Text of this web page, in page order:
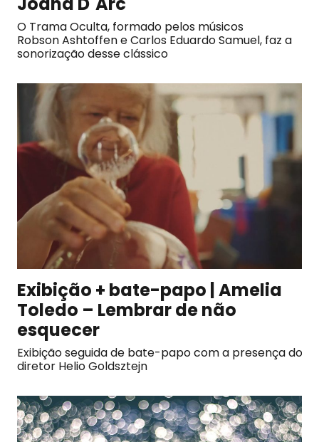
O Trama Oculta, formado pelos músicos
Robson Ashtoffen e Carlos Eduardo Samuel, faz a
sonorização desse clássico
Exibição + bate-papo | Amelia
Toledo – Lembrar de não
esquecer
Exibição seguida de bate-papo com a presença do
diretor Helio Goldsztejn